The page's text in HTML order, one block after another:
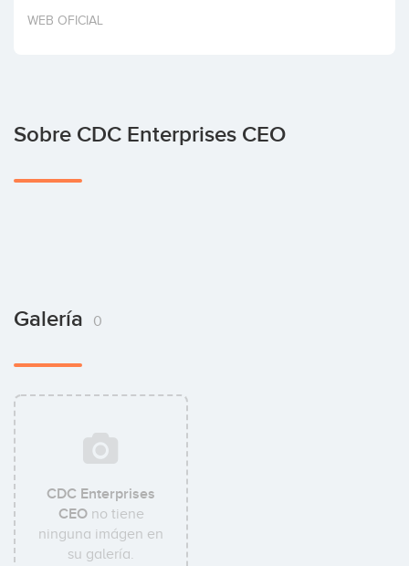
Invertir
WEB OFICIAL
Sobre CDC Enterprises CEO
Galería 0
CDC Enterprises
CEOno tiene
ninguna imágen en
su galería.